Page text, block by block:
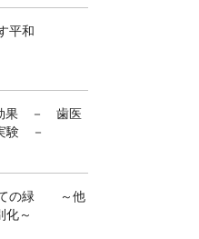
平和
効果 － 歯医
験 －
ての緑 ～他
化～